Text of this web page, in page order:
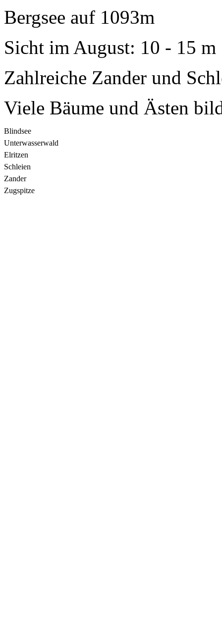
Bergsee auf 1093m
Sicht im August: 10 - 15 m
Zahlreiche Zander und
Viele Bäume und Ästen
Blindsee
Unterwasserwald
Elritzen
Schleien
Zander
Zugspitze